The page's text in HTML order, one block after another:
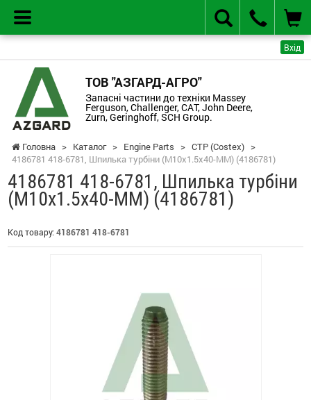
Вхід
ТОВ "АЗГАРД-АГРО"
Запасні частини до техніки Massey
Ferguson, Challenger, CAT, John Deere,
Zurn, Geringhoff, SCH Group.
Головна > Каталог > Engine Parts > CTP (Costex) >
4186781 418-6781, Шпилька турбіни (M10x1.5x40-MM) (4186781)
4186781 418-6781, Шпилька турбіни
(M10x1.5x40-MM) (4186781)
Код товару: 4186781 418-6781